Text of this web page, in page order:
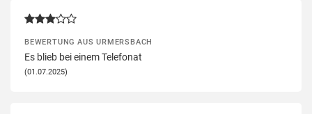
BEWERTUNG AUS URMERSBACH
Es blieb bei einem Telefonat
(01.07.2025)